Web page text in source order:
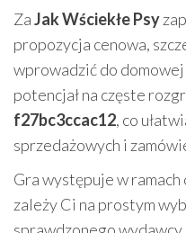
ZaJak Wściekłe Psy
propozycja cenowa,
wprowadzić do
potencjał na częste
f27bc3ccac12, co
sprzedażowych i
Gra występuje w
zależy Ci na prostym